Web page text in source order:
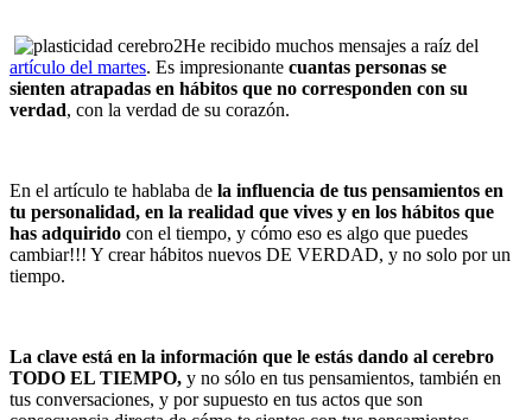
He recibido muchos mensajes a raíz del
artículo del martes. Es impresionante cuantas personas se
sienten atrapadas en hábitos que no corresponden con su
verdad, con la verdad de su corazón.
En el artículo te hablaba de la influencia de tus pensamientos en
tu personalidad, en la realidad que vives y en los hábitos que
has adquirido con el tiempo, y cómo eso es algo que puedes
cambiar!!! Y crear hábitos nuevos DE VERDAD, y no solo por un
tiempo.
La clave está en la información que le estás dando al cerebro
TODO EL TIEMPO, y no sólo en tus pensamientos, también en
tus conversaciones, y por supuesto en tus actos que son